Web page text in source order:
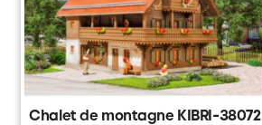
Chalet de montagne KIBRI-38072